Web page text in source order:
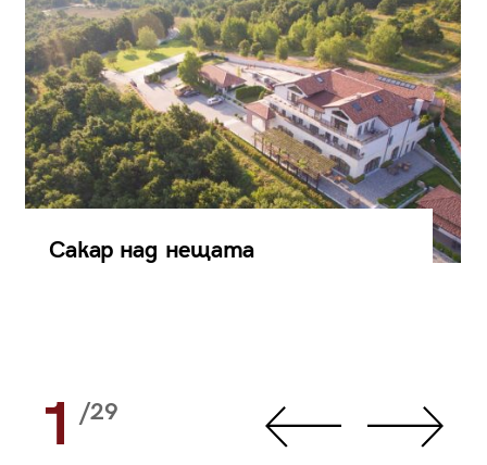
Сакар над нещата
1 /29